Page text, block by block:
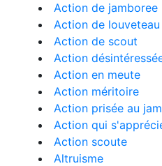
Action de jamboree
Action de louveteau
Action de scout
Action
Action en meute
Action méritoire
Action prisée au
Action qui
Action scoute
Altruisme